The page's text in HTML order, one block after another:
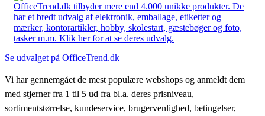
OfficeTrend.dk tilbyder mere end 4.000 unikke produkter. De
har et bredt udvalg af elektronik, emballage, etiketter og
mærker, kontorartikler, hobby, skolestart, gæstebøger og foto,
tasker m.m. Klik her for at se deres udvalg.
Se udvalget på OfficeTrend.dk
Vi har gennemgået de mest populære webshops og anmeldt dem
med stjerner fra 1 til 5 ud fra bl.a. deres prisniveau,
sortimentstørrelse, kundeservice, brugervenlighed, betingelser,